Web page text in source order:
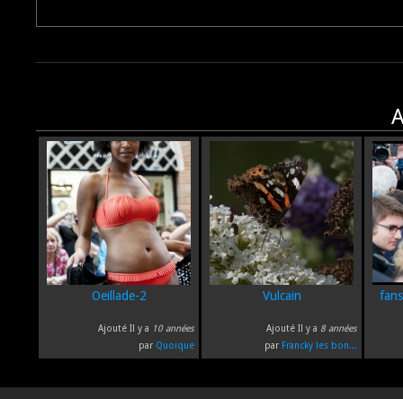
Oeillade-2
Ajouté Il y a 10 années
par Quoique
Vulcain
Ajouté Il y a 8 années
par Francky les bon...